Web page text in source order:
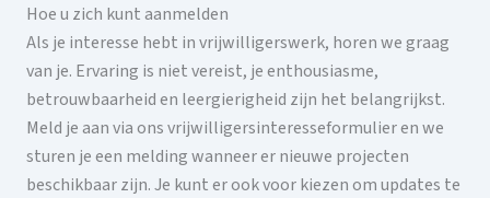
Hoe u zich kunt aanmelden
Als je interesse hebt in vrijwilligerswerk, horen we graag
van je. Ervaring is niet vereist, je enthousiasme,
betrouwbaarheid en leergierigheid zijn het belangrijkst.
Meld je aan via ons vrijwilligersinteresseformulier en we
sturen je een melding wanneer er nieuwe projecten
beschikbaar zijn. Je kunt er ook voor kiezen om updates te